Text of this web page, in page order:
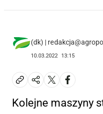
(dk) |
10.03.2022 13:15
Kolejne maszyny